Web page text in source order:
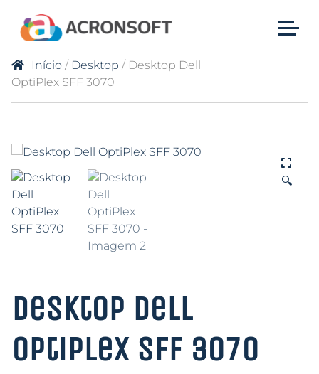
Início / Desktop / Desktop Dell
OptiPlex SFF 3070
🔍
Desktop Dell
OptiPlex SFF 3070